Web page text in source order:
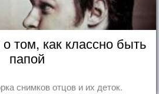
том, как классно быть
папой
снимков отцов и их деток.